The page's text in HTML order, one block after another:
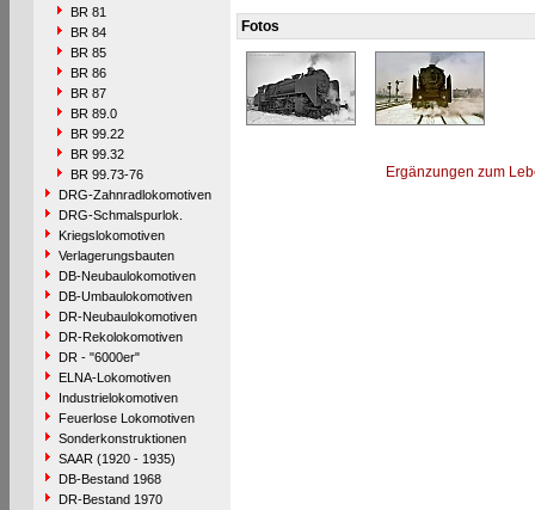
BR 81
BR 84
BR 85
BR 86
BR 87
BR 89.0
BR 99.22
BR 99.32
BR 99.73-76
DRG-Zahnradlokomotiven
DRG-Schmalspurlok.
Kriegslokomotiven
Verlagerungsbauten
DB-Neubaulokomotiven
DB-Umbaulokomotiven
DR-Neubaulokomotiven
DR-Rekolokomotiven
DR - "6000er"
ELNA-Lokomotiven
Industrielokomotiven
Feuerlose Lokomotiven
Sonderkonstruktionen
SAAR (1920 - 1935)
DB-Bestand 1968
DR-Bestand 1970
Fotos
Ergänzungen zum